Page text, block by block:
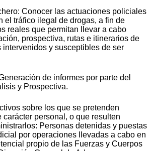
Conocer las actuaciones policiales
el tráfico ilegal de drogas, a fin de
reales que permitan llevar a cabo
prospectiva, rutas e itinerarios de
intervenidos y susceptibles de ser
de informes por parte del
y Prospectiva.
sobre los que se pretenden
carácter personal, o que resulten
Personas detenidas y puestas
por operaciones llevadas a cabo en
propio de las Fuerzas y Cuerpos